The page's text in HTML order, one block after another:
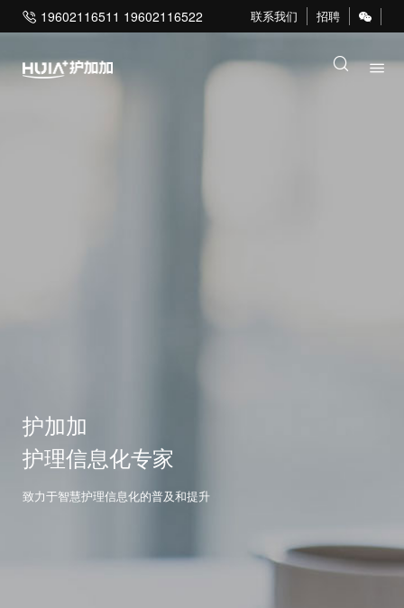
19602116511 19602116522 联系我们 招聘
护加加
护理信息化专家
致力于智慧护理信息化的普及和提升